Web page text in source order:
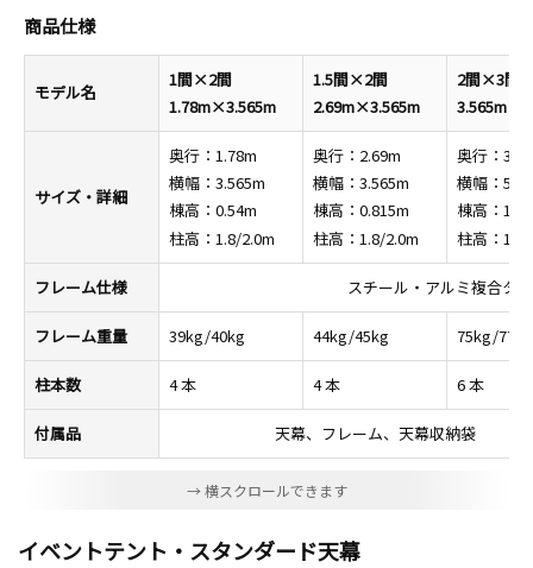
商品仕様
モデル名
1間×2間
1.78m×3.565m
1.5間×2間
2.69m×3.565m
2間×3間
サイズ・詳細
奥行：1.78m
横幅：3.565m
棟高：0.54m
柱高：1.8/2.0m
奥行：2.69m
横幅：3.565m
棟高：0.815m
柱高：1.8/2.0m
奥行：
横幅：
棟高：
柱高：1.8/
フレーム仕様 スチール・アルミ複合タ
フレーム重量 39kg/40kg 44kg/45kg 75kg/77kg
柱本数 4 本 4 本 6 本
付属品 天幕、フレーム、天幕収納袋
イベントテント・スタンダード天幕